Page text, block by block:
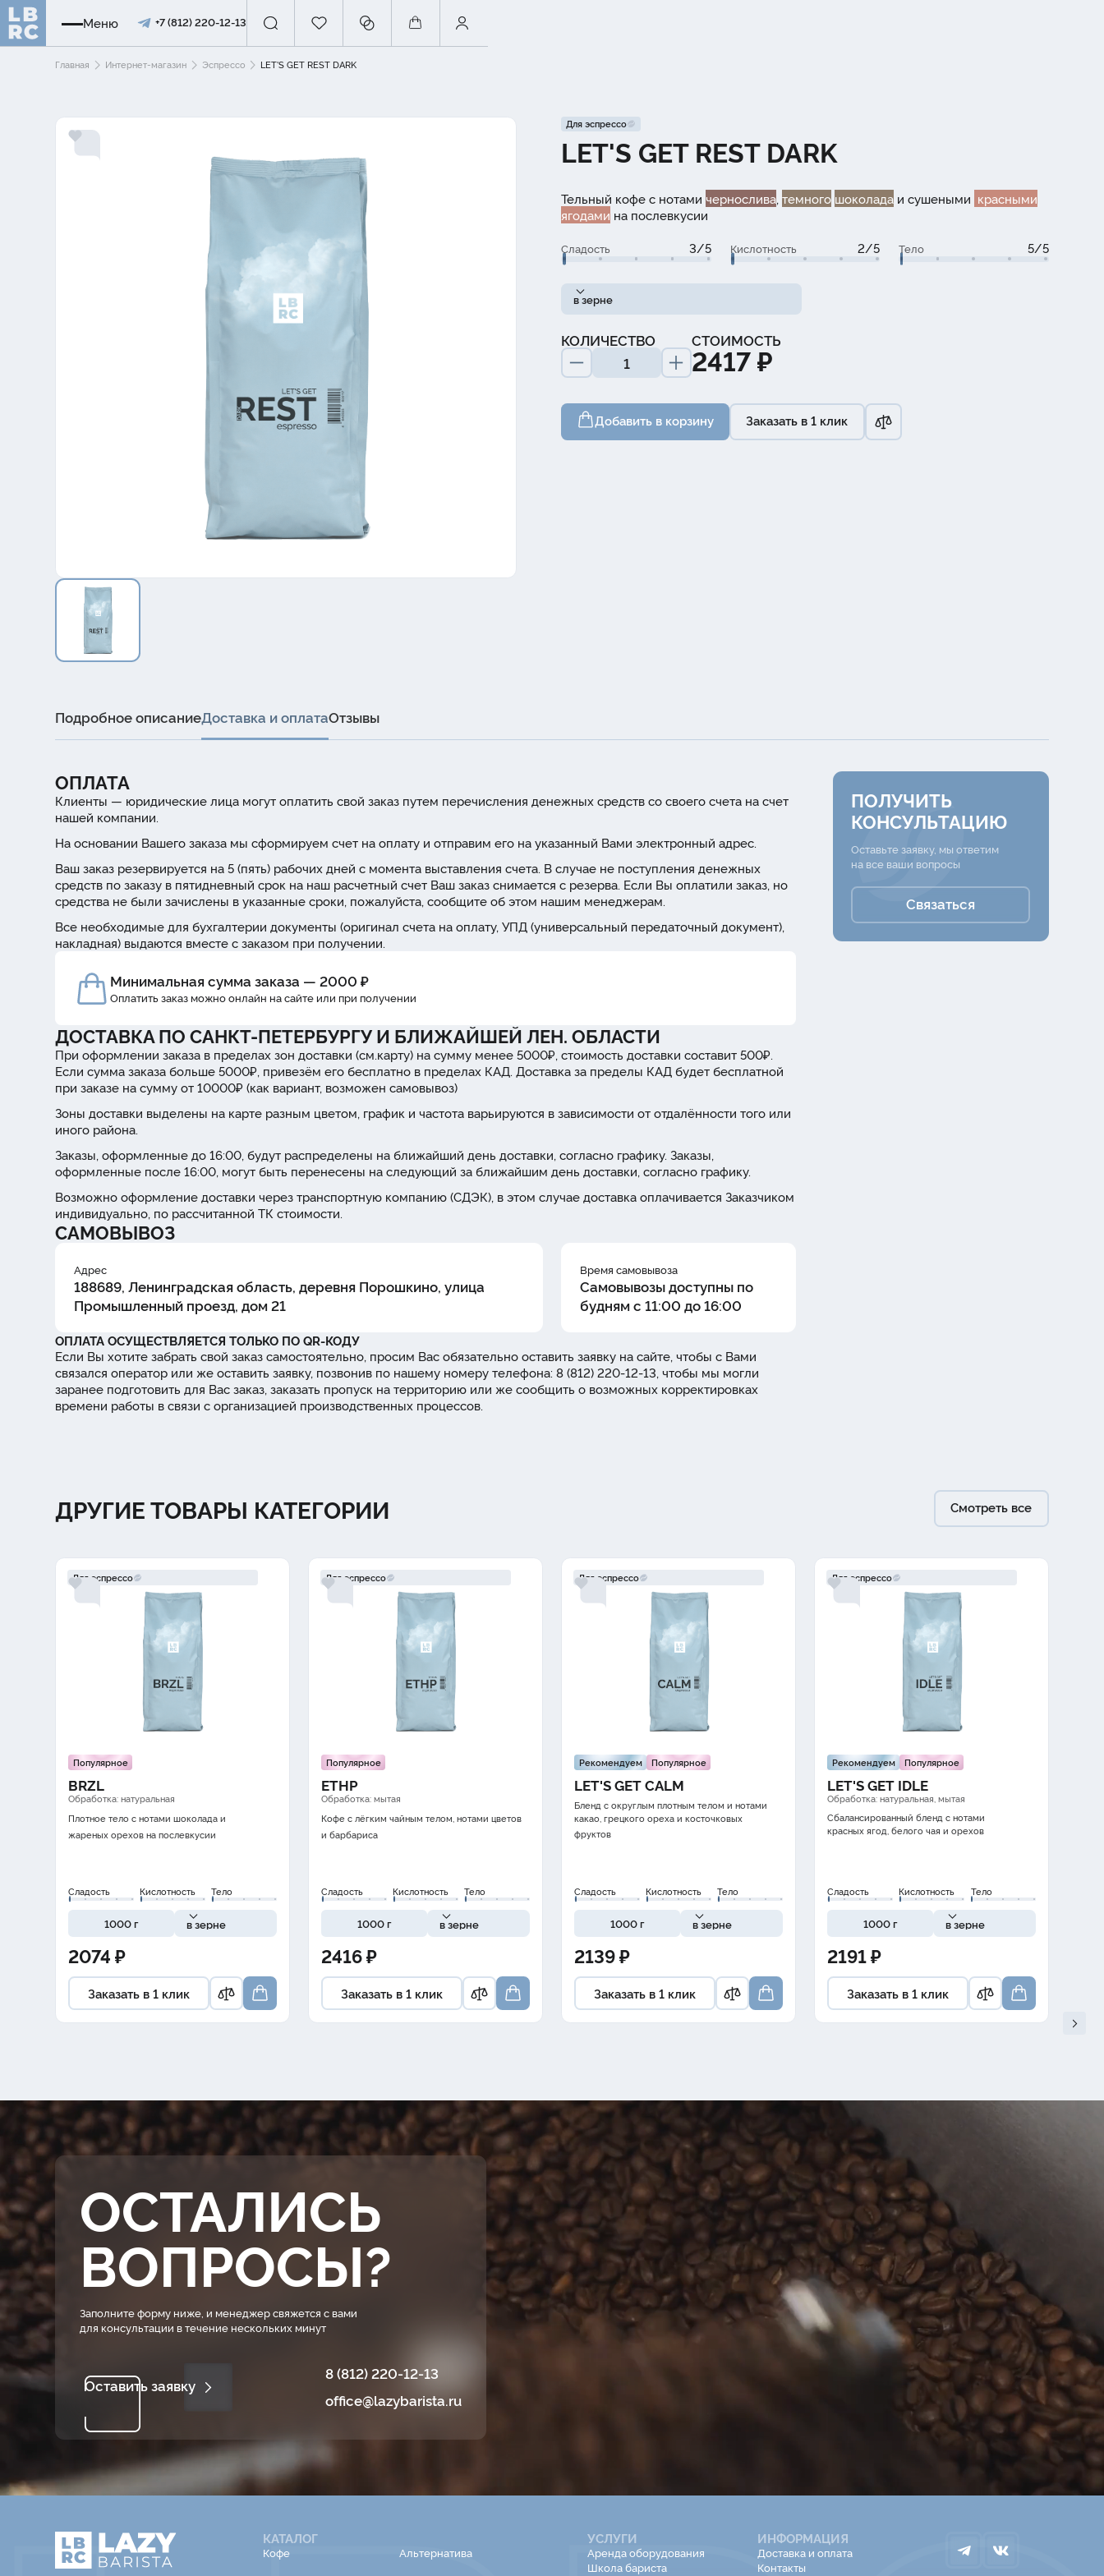
Меню +7 (812) 220-12-13
Главная Интернет-магазин Эспрессо LET'S GET REST DARK
Для эспрессо
LET'S GET REST DARK
Тельный кофе с нотамичернослива,темного шоколада и сушеными красными
ягодами на послевкусии
Сладость 3/5 Кислотность 2/5 Тело 5/5
в зерне
КОЛИЧЕСТВО СТОИМОСТЬ
2417 ₽
Добавить в корзину Заказать в 1 клик
Подробное описаниеДоставка и оплатаОтзывы
ОПЛАТА
Клиенты — юридические лица могут оплатить свой заказ путем перечисления денежных средств со своего счета на счет
нашей компании.
На основании Вашего заказа мы сформируем счет на оплату и отправим его на указанный Вами электронный адрес.
Ваш заказ резервируется на 5 (пять) рабочих дней с момента выставления счета. В случае не поступления денежных
средств по заказу в пятидневный срок на наш расчетный счет Ваш заказ снимается с резерва. Если Вы оплатили заказ, но
средства не были зачислены в указанные сроки, пожалуйста, сообщите об этом нашим менеджерам.
Все необходимые для бухгалтерии документы (оригинал счета на оплату, УПД (универсальный передаточный документ),
накладная) выдаются вместе с заказом при получении.
Минимальная сумма заказа — 2000 ₽
Оплатить заказ можно онлайн на сайте или при получении
ДОСТАВКА ПО САНКТ-ПЕТЕРБУРГУ И БЛИЖАЙШЕЙ ЛЕН. ОБЛАСТИ
При оформлении заказа в пределах зон доставки (см.карту) на сумму менее 5000₽, стоимость доставки составит 500₽.
Если сумма заказа больше 5000₽, привезём его бесплатно в пределах КАД. Доставка за пределы КАД будет бесплатной
при заказе на сумму от 10000₽ (как вариант, возможен самовывоз)
Зоны доставки выделены на карте разным цветом, график и частота варьируются в зависимости от отдалённости того или
иного района.
Заказы, оформленные до 16:00, будут распределены на ближайший день доставки, согласно графику. Заказы,
оформленные после 16:00, могут быть перенесены на следующий за ближайшим день доставки, согласно графику.
Возможно оформление доставки через транспортную компанию (СДЭК), в этом случае доставка оплачивается Заказчиком
индивидуально, по рассчитанной ТК стоимости.
САМОВЫВОЗ
Адрес
188689, Ленинградская область, деревня Порошкино, улица
Промышленный проезд, дом 21
Время самовывоза
Самовывозы доступны по
будням с 11:00 до 16:00
ОПЛАТА ОСУЩЕСТВЛЯЕТСЯ ТОЛЬКО ПО QR-КОДУ
Если Вы хотите забрать свой заказ самостоятельно, просим Вас обязательно оставить заявку на сайте, чтобы с Вами
связался оператор или же оставить заявку, позвонив по нашему номеру телефона: 8 (812) 220-12-13, чтобы мы могли
заранее подготовить для Вас заказ, заказать пропуск на территорию или же сообщить о возможных корректировках
времени работы в связи с организацией производственных процессов.
ПОЛУЧИТЬ
КОНСУЛЬТАЦИЮ
Оставьте заявку, мы ответим
на все ваши вопросы
Связаться
ДРУГИЕ ТОВАРЫ КАТЕГОРИИ Смотреть все
Для эспрессо
Популярное
BRZL
Обработка: натуральная
Плотное тело с нотамишоколадаи
жареных ореховна послевкусии
Сладость Кислотность Тело
1000 г в зерне
2074 ₽
Заказать в 1 клик
Для эспрессо
Популярное
ETHP
Обработка: мытая
Кофе c лёгкимчайным телом ,нотами цветов
ибарбариса
Сладость Кислотность Тело
1000 г в зерне
2416 ₽
Заказать в 1 клик
Для эспрессо
Рекомендуем Популярное
LET'S GET CALM
Бленд с округлым плотным телом и нотами
какао ,грецкого орехаи косточковых
фруктов
Сладость Кислотность Тело
1000 г в зерне
2139 ₽
Заказать в 1 клик
Для эспрессо
Рекомендуем Популярное
LET'S GET IDLE
Обработка: натуральная, мытая
Сбалансированный бленд с нотами
красных ягод ,белого чая иорехов
Сладость Кислотность Тело
1000 г в зерне
2191 ₽
Заказать в 1 клик
ОСТАЛИСЬ
ВОПРОСЫ?
Заполните форму ниже, и менеджер свяжется с вами
для консультации в течение нескольких минут
Оставить заявку
8 (812) 220-12-13
office@lazybarista.ru
КАТАЛОГ
Кофе Альтернатива
УСЛУГИ
Аренда оборудования
Школа бариста
ИНФОРМАЦИЯ
Доставка и оплата
Контакты